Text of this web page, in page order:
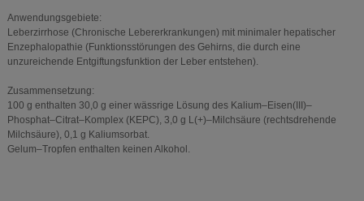
Anwendungsgebiete:
Leberzirrhose (Chronische Lebererkrankungen) mit minimaler hepatischer
Enzephalopathie (Funktionsstörungen des Gehirns, die durch eine
unzureichende Entgiftungsfunktion der Leber entstehen).
Zusammensetzung:
100 g enthalten 30,0 g einer wässrige Lösung des Kalium–Eisen(III)–
Phosphat–Citrat–Komplex (KEPC), 3,0 g L(+)–Milchsäure (rechtsdrehende
Milchsäure), 0,1 g Kaliumsorbat.
Gelum–Tropfen enthalten keinen Alkohol.